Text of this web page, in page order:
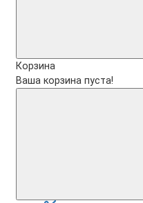
Корзина
Ваша корзина пуста!